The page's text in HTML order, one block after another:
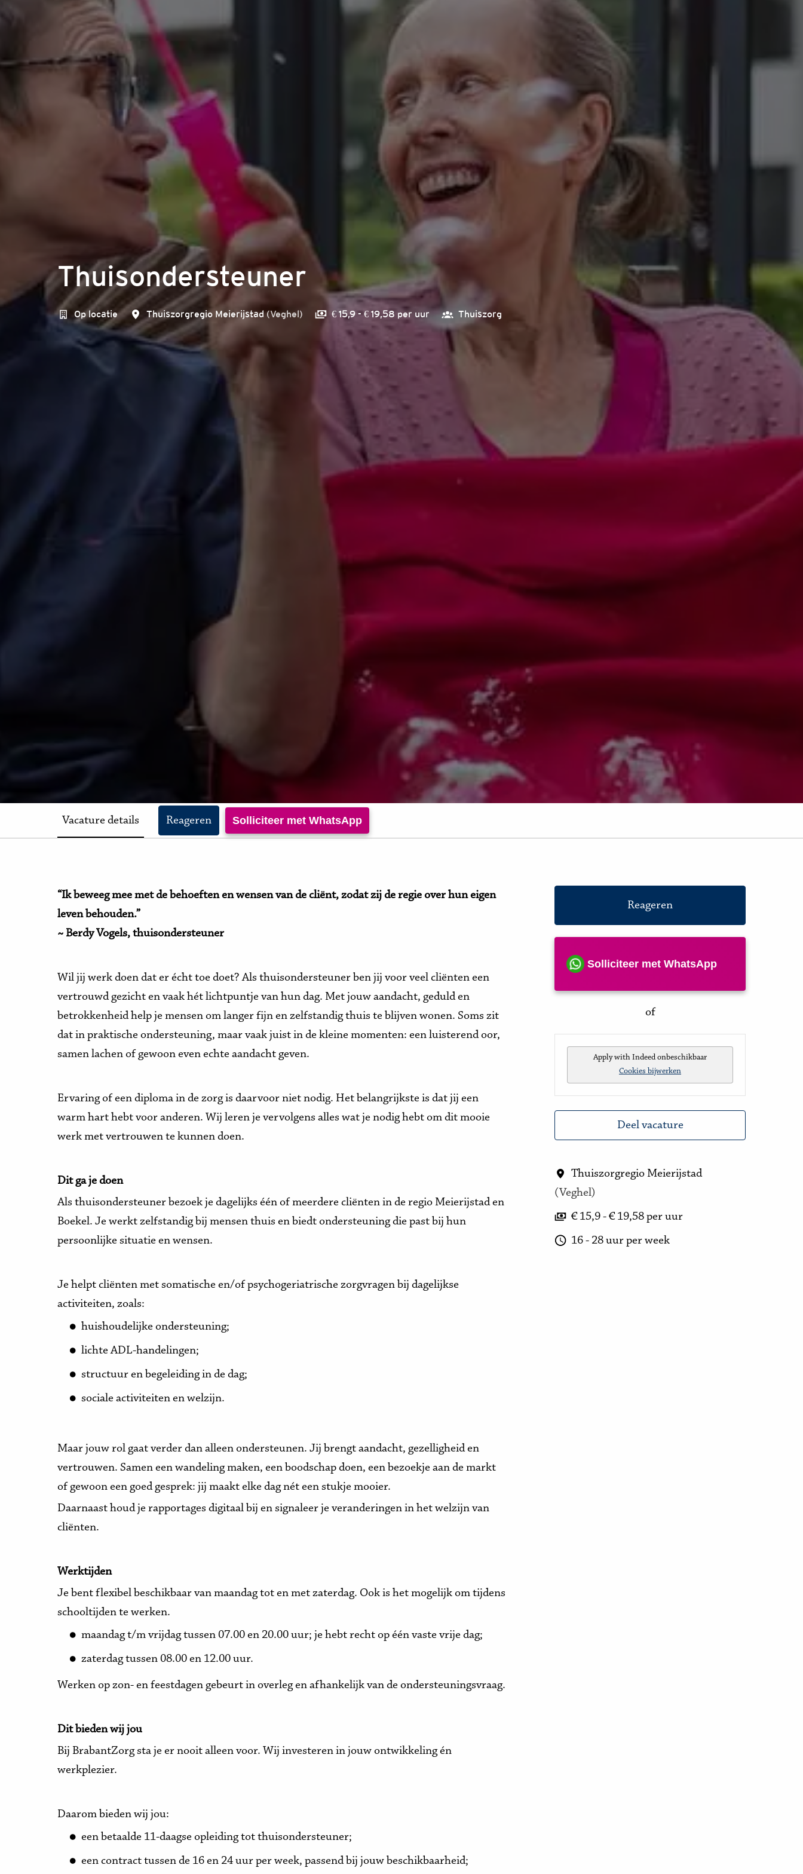
Thuisondersteuner
Op locatie Thuiszorgregio Meierijstad (Veghel) € 15,9 - € 19,58 per uur Thuiszorg
Vacature details Reageren Solliciteer met WhatsApp
“Ik beweeg mee met de behoeften en wensen van de cliënt, zodat zij de regie over hun eigen
leven behouden.”
~ Berdy Vogels, thuisondersteuner
Wil jij werk doen dat er écht toe doet? Als thuisondersteuner ben jij voor veel cliënten een
vertrouwd gezicht en vaak hét lichtpuntje van hun dag. Met jouw aandacht, geduld en
betrokkenheid help je mensen om langer fijn en zelfstandig thuis te blijven wonen. Soms zit
dat in praktische ondersteuning, maar vaak juist in de kleine momenten: een luisterend oor,
samen lachen of gewoon even echte aandacht geven.
Ervaring of een diploma in de zorg is daarvoor niet nodig. Het belangrijkste is dat jij een
warm hart hebt voor anderen. Wij leren je vervolgens alles wat je nodig hebt om dit mooie
werk met vertrouwen te kunnen doen.
Dit ga je doen
Als thuisondersteuner bezoek je dagelijks één of meerdere cliënten in de regio Meierijstad en
Boekel. Je werkt zelfstandig bij mensen thuis en biedt ondersteuning die past bij hun
persoonlijke situatie en wensen.
Je helpt cliënten met somatische en/of psychogeriatrische zorgvragen bij dagelijkse
activiteiten, zoals:
huishoudelijke ondersteuning;
lichte ADL-handelingen;
structuur en begeleiding in de dag;
sociale activiteiten en welzijn.
Maar jouw rol gaat verder dan alleen ondersteunen. Jij brengt aandacht, gezelligheid en
vertrouwen. Samen een wandeling maken, een boodschap doen, een bezoekje aan de markt
of gewoon een goed gesprek: jij maakt elke dag nét een stukje mooier.
Daarnaast houd je rapportages digitaal bij en signaleer je veranderingen in het welzijn van
cliënten.
Werktijden
Je bent flexibel beschikbaar van maandag tot en met zaterdag. Ook is het mogelijk om tijdens
schooltijden te werken.
maandag t/m vrijdag tussen 07.00 en 20.00 uur; je hebt recht op één vaste vrije dag;
zaterdag tussen 08.00 en 12.00 uur.
Werken op zon- en feestdagen gebeurt in overleg en afhankelijk van de ondersteuningsvraag.
Dit bieden wij jou
Bij BrabantZorg sta je er nooit alleen voor. Wij investeren in jouw ontwikkeling én
werkplezier.
Daarom bieden wij jou:
een betaalde 11-daagse opleiding tot thuisondersteuner;
een contract tussen de 16 en 24 uur per week, passend bij jouw beschikbaarheid;
Reageren
Solliciteer met WhatsApp
of
Apply with Indeed onbeschikbaar
Cookies bijwerken
Deel vacature
Thuiszorgregio Meierijstad
( Veghel)
€ 15,9 - € 19,58 per uur
16 - 28 uur per week